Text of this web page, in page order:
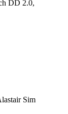
DD 2.0,
Sim